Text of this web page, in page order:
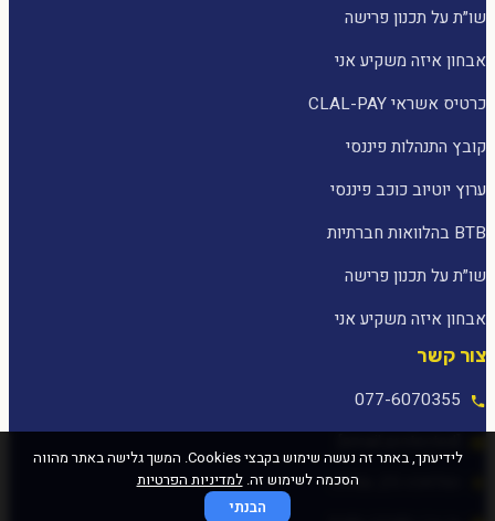
שו״ת על תכנון פרישה
אבחון איזה משקיע אני
כרטיס אשראי CLAL-PAY
קובץ התנהלות פיננסי
ערוץ יוטיוב כוכב פיננסי
BTB בהלוואות חברתיות
שו״ת על תכנון פרישה
אבחון איזה משקיע אני
צור קשר
077-6070355
לידיעתך, באתר זה נעשה שימוש בקבצי Cookies. המשך גלישה באתר מהווה
הסכמה לשימוש זה.למדיניות הפרטיות
הבנתי